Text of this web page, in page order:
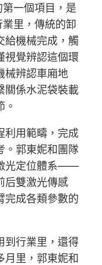
第一個項目，是
業里，傳統的卸
給機械完成，觸
視覺辨認這個環
械辨認車廂地
關係水泥袋裝載
利用範疇，完成
。郭東妮和團隊
光定位體系——
后雙激光傳感
完成各類參數的
到行業里，還得
月里，郭東妮和